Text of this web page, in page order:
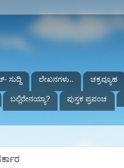
ಸುದ್ದಿ ಲೇಖನಗಳು.. ಚಕ್ರವ್ಯೂಹ
ಬಲ್ಲಿರೇನಯ್ಯಾ? ಪುಸ್ತಕ ಪ್ರಪಂಚ